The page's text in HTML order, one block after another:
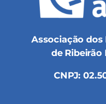
Associação dos
de Ribeirão
CNPJ: